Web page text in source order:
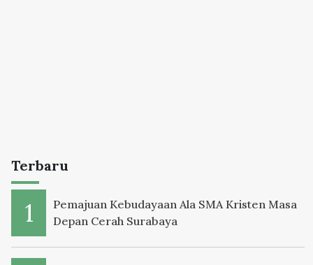
Terbaru
Pemajuan Kebudayaan Ala SMA Kristen Masa
Depan Cerah Surabaya